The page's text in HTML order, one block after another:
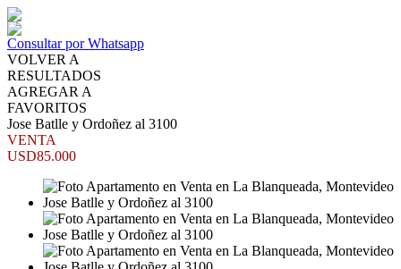
Consultar por Whatsapp
VOLVER A
RESULTADOS
AGREGAR A
FAVORITOS
Jose Batlle y Ordoñez al 3100
VENTA
USD85.000